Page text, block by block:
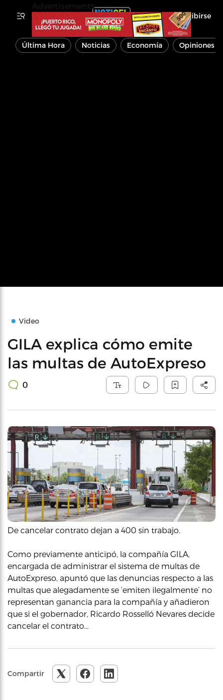
Inscribirse
Última Hora Noticias Economía Opiniones
Video
GILA explica cómo emite
las multas de AutoExpreso
0
De cancelar contrato dejan a 400 sin trabajo.
Como previamente anticipó, la compañía GILA,
encargada de administrar el sistema de multas de
AutoExpreso, apuntó que las denuncias respecto a las
multas que alegadamente se ‘emiten ilegalmente’ no
representan ganancia para la compañía y añadieron
que si el gobernador, Ricardo Rosselló Nevares decide
cancelar el contrato…
Compartir
Advertisements